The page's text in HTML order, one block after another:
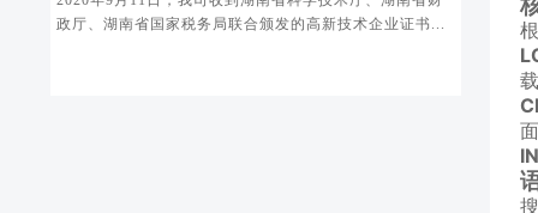
政厅、湖南省国家税务局联合颁发的高新技术企业证书...